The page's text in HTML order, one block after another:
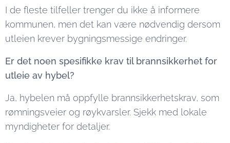
I de fleste tilfeller trenger du ikke å informere
kommunen, men det kan være nødvendig dersom
utleien krever bygningsmessige endringer.
Er det noen spesifikke krav til brannsikkerhet for
utleie av hybel?
Ja, hybelen må oppfylle brannsikkerhetskrav, som
rømningsveier og røykvarsler. Sjekk med lokale
myndigheter for detaljer.